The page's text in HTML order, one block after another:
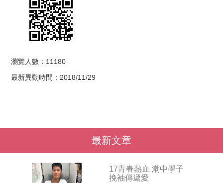
瀏覽人數：11180
最新異動時間：2018/11/29
最新文章
17青春熱血 潮中學子
挽袖傳遞愛